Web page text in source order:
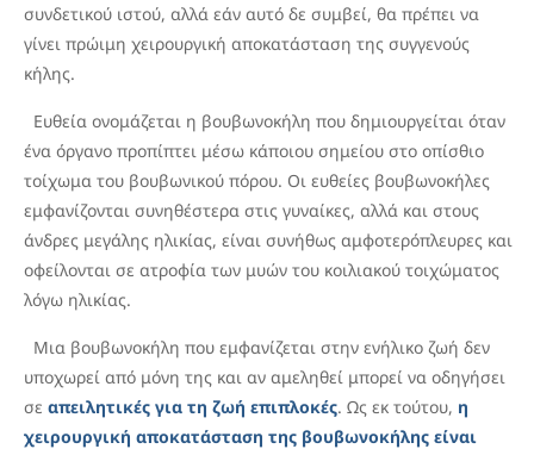
συνδετικού ιστού, αλλά εάν αυτό δε συμβεί, θα πρέπει να
γίνει πρώιμη χειρουργική αποκατάσταση της συγγενούς
κήλης.
Ευθεία ονομάζεται η βουβωνοκήλη που δημιουργείται όταν
ένα όργανο προπίπτει μέσω κάποιου σημείου στο οπίσθιο
τοίχωμα του βουβωνικού πόρου. Οι ευθείες βουβωνοκήλες
εμφανίζονται συνηθέστερα στις γυναίκες, αλλά και στους
άνδρες μεγάλης ηλικίας, είναι συνήθως αμφοτερόπλευρες και
οφείλονται σε ατροφία των μυών του κοιλιακού τοιχώματος
λόγω ηλικίας.
Μια βουβωνοκήλη που εμφανίζεται στην ενήλικο ζωή δεν
υποχωρεί από μόνη της και αν αμεληθεί μπορεί να οδηγήσει
σε απειλητικές για τη ζωή επιπλοκές. Ως εκ τούτου, η
χειρουργική αποκατάσταση της βουβωνοκήλης είναι